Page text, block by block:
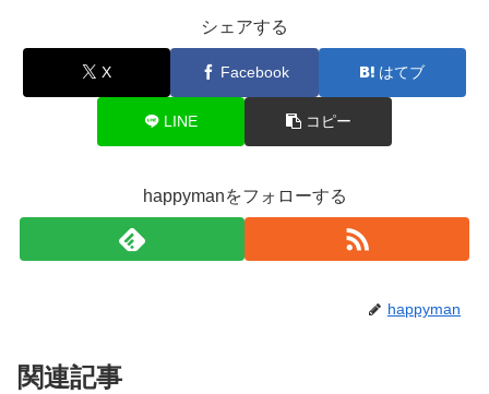
シェアする
X Facebook はてブ
LINE コピー
happymanをフォローする
happyman
関連記事